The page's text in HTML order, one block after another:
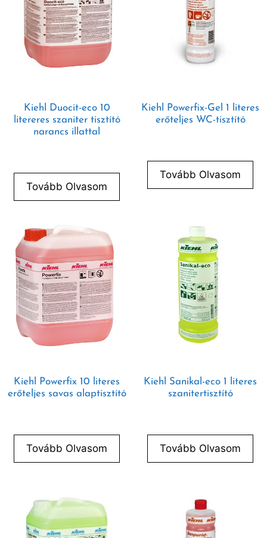
Kiehl Duocit-eco 10
litereres szaniter tisztító
narancs illattal
Tovább Olvasom
Kiehl Powerfix-Gel 1 literes
erőteljes WC-tisztító
Tovább Olvasom
Kiehl Powerfix 10 literes
erőteljes savas alaptisztító
Tovább Olvasom
Kiehl Sanikal-eco 1 literes
szanitertisztító
Tovább Olvasom